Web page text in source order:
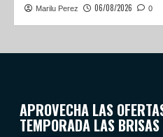
Marilu Perez 06/08/2026 0
APROVECHA LAS
TEMPORADA LAS